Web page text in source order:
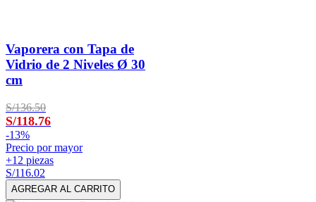
Vaporera con Tapa de
Vidrio de 2 Niveles Ø 30
cm
S/136.50
S/118.76
-13%
Precio por mayor
+12 piezas
S/116.02
AGREGAR AL CARRITO